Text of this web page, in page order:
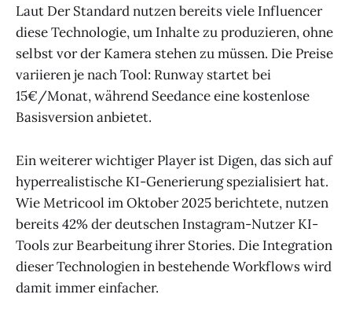
Laut Der Standard nutzen bereits viele Influencer
diese Technologie, um Inhalte zu produzieren, ohne
selbst vor der Kamera stehen zu müssen. Die Preise
variieren je nach Tool: Runway startet bei
15€/Monat, während Seedance eine kostenlose
Basisversion anbietet.
Ein weiterer wichtiger Player ist Digen, das sich auf
hyperrealistische KI-Generierung spezialisiert hat.
Wie Metricool im Oktober 2025 berichtete, nutzen
bereits 42% der deutschen Instagram-Nutzer KI-
Tools zur Bearbeitung ihrer Stories. Die Integration
dieser Technologien in bestehende Workflows wird
damit immer einfacher.